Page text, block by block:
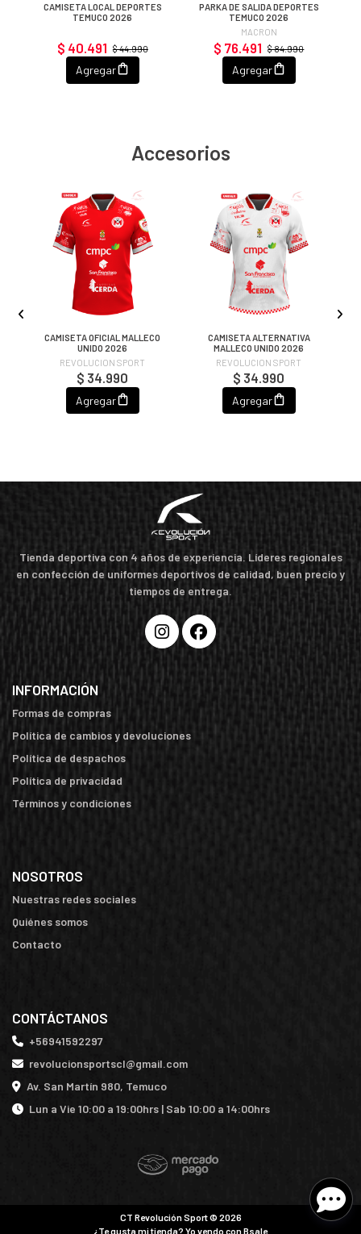
CAMISETA LOCAL DEPORTES
TEMUCO 2026
$ 44.990
$ 40.491
Agregar
PARKA DE SALIDA DEPORTES
TEMUCO 2026
MACRON
$ 84.990
$ 76.491
Agregar
Accesorios
CAMISETA OFICIAL MALLECO
UNIDO 2026
REVOLUCION SPORT
$ 34.990
Agregar
CAMISETA ALTERNATIVA
MALLECO UNIDO 2026
REVOLUCION SPORT
$ 34.990
Agregar
Tienda deportiva con 4 años de experiencia. Líderes regionales
en confección de uniformes deportivos de calidad, buen precio y
tiempos de entrega.
INFORMACIÓN
Formas de compras
Política de cambios y devoluciones
Política de despachos
Política de privacidad
Términos y condiciones
NOSOTROS
Nuestras redes sociales
Quiénes somos
Contacto
CONTÁCTANOS
+56941592297
revolucionsportscl@gmail.com
Av. San Martín 980, Temuco
Lun a Vie 10:00 a 19:00hrs | Sab 10:00 a 14:00hrs
CT Revolución Sport © 2026
¿Te gusta mi tienda? Yo vendo conBsale